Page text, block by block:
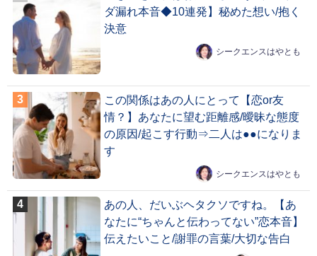
ダ漏れ本音◆10連発】秘めた想い/抱く
決意
シークエンスはやとも
この関係はあの人にとって【恋or友
情？】あなたに望む距離感/曖昧な態度
の原因/起こす行動⇒二人は●●になりま
す
シークエンスはやとも
あの人、だいぶヘタクソですね。【あ
なたに“ちゃんと伝わってない”恋本音】
伝えたいこと/謝罪の言葉/大切な告白